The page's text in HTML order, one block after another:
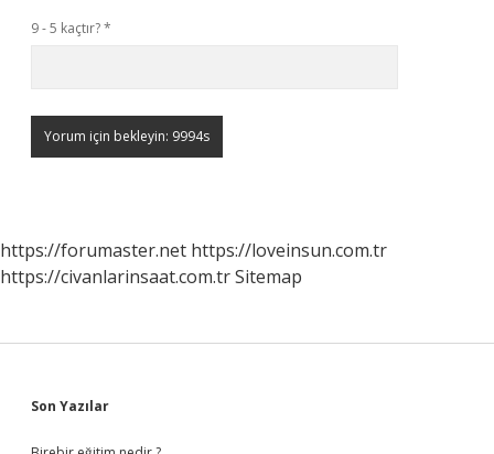
9 - 5 kaçtır?*
https://forumaster.net https://loveinsun.com.tr
https://civanlarinsaat.com.trSitemap
Sidebar
Son Yazılar